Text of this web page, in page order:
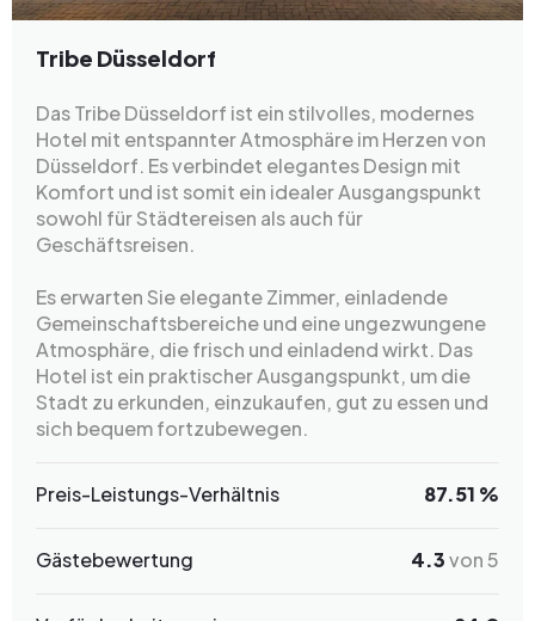
Tribe Düsseldorf
Das Tribe Düsseldorf ist ein stilvolles, modernes
Hotel mit entspannter Atmosphäre im Herzen von
Düsseldorf. Es verbindet elegantes Design mit
Komfort und ist somit ein idealer Ausgangspunkt
sowohl für Städtereisen als auch für
Geschäftsreisen.
Es erwarten Sie elegante Zimmer, einladende
Gemeinschaftsbereiche und eine ungezwungene
Atmosphäre, die frisch und einladend wirkt. Das
Hotel ist ein praktischer Ausgangspunkt, um die
Stadt zu erkunden, einzukaufen, gut zu essen und
sich bequem fortzubewegen.
Preis-Leistungs-Verhältnis 87.51 %
Gästebewertung 4.3von 5